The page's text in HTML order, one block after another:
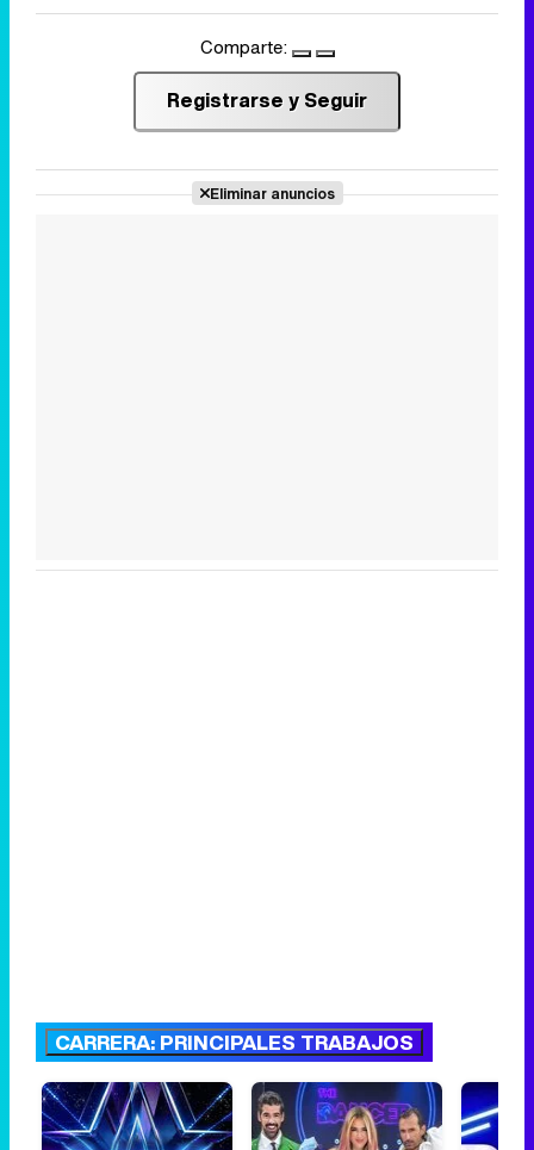
Comparte:
Registrarse y Seguir
Eliminar anuncios
CARRERA: PRINCIPALES TRABAJOS